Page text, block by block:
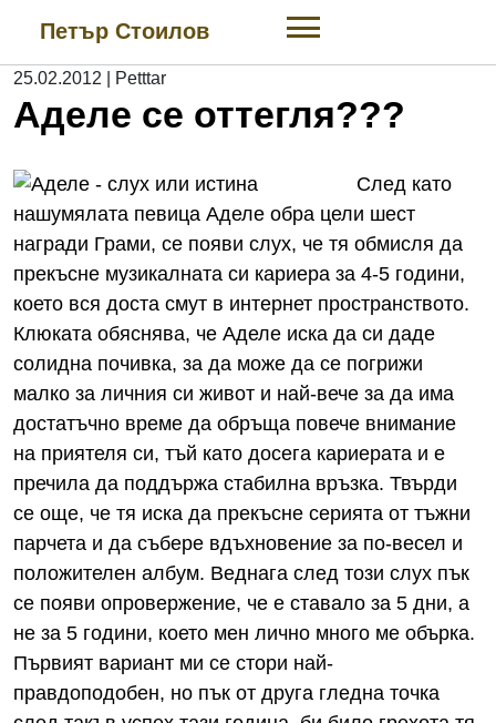
content
Петър Стоилов
25.02.2012 Petttar
Аделе се оттегля???
След като
нашумялата певица Аделе обра цели шест
награди Грами, се появи слух, че тя обмисля да
прекъсне музикалната си кариера за 4-5 години,
което вся доста смут в интернет пространството.
Клюката обяснява, че Аделе иска да си даде
солидна почивка, за да може да се погрижи
малко за личния си живот и най-вече за да има
достатъчно време да обръща повече внимание
на приятеля си, тъй като досега кариерата и е
пречила да поддържа стабилна връзка. Твърди
се още, че тя иска да прекъсне серията от тъжни
парчета и да събере вдъхновение за по-весел и
положителен албум. Веднага след този слух пък
се появи опровержение, че е ставало за 5 дни, а
не за 5 години, което мен лично много ме обърка.
Първият вариант ми се стори най-
правдоподобен, но пък от друга гледна точка